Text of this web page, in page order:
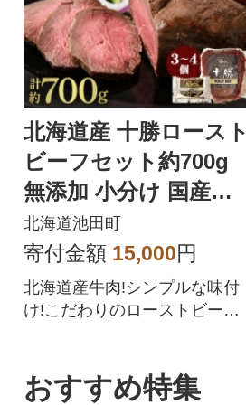
北海道産 十勝ロースト
ビーフセット約700g
無添加 小分け 国産【A
011-11-1】
北海道池田町
寄付金額 15,000円
北海道産牛肉!シンプルな味付
け!こだわりのローストビーフ
おすすめ特集